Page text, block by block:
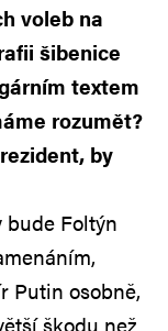
voleb na
šibenice
textem
rozumět?
by
bude Foltýn
Putin osobně,
škodu než